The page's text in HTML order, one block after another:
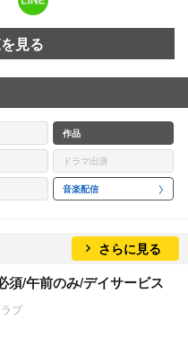
見る
作品
ドラマ出演
音楽配信
さらに見る
須/午前のみ/デイサービス
ブ